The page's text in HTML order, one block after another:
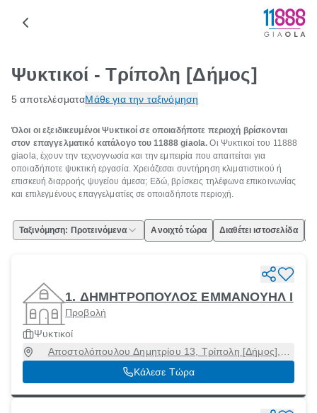
Ψυκτικοί - Τρίπολη [Δήμος]
5 αποτελέσματαΜάθε για την ταξινόμηση
Όλοι οι εξειδικευμένοι Ψυκτικοί σε οποιαδήποτε περιοχή βρίσκονται
στον επαγγελματικό κατάλογο του 11888 giaola. Οι Ψυκτικοί του 11888
giaola, έχουν την τεχνογνωσία και την εμπειρία που απαιτείται για
οποιαδήποτε ψυκτική εργασία. Χρειάζεσαι συντήρηση κλιματιστικού ή
επισκευή διαρροής ψυγείου άμεσα; Εδώ, βρίσκεις τηλέφωνα επικοινωνίας
και επιλεγμένους επαγγελματίες σε οποιαδήποτε περιοχή.
Ταξινόμηση: Προτεινόμενα Ανοιχτό τώρα Διαθέτει ιστοσελίδα
1. ΔΗΜΗΤΡΟΠΟΥΛΟΣ ΕΜΜΑΝΟΥΗΛ Ι
Προβολή
Ψυκτικοί
Αποστολόπουλου Δημητρίου 13, Τρίπολη [Δήμος],
Αρκαδία, 22100
Κάλεσε Τώρα